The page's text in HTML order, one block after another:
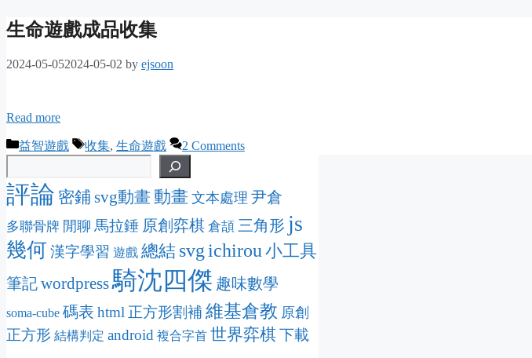
生命遊戲成品收集
2024-05-052024-05-02 by ejsoon
Read more
Categories
益智遊戲 Tags
收集, 生命遊戲 2 Comments
評論 密鋪svg動畫 動畫 文本處理 尹倉
多聯骨牌 閒聊 馬拉錘 原創弈棋 倉頡 三角形 js
幾何漢字學習 遊戲 總結 svgichirou小工具
筆記wordpress騎沈四傑 趣味數學
soma-cube 碼表 html 正方形割補 維基倉教 原創
正方形 結構判定 android 複合字首 世界弈棋下載